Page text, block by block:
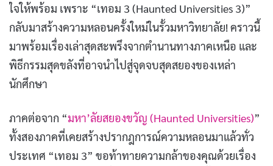
ใจให้พร้อม เพราะ “เทอม 3 (Haunted Universities 3)”
กลับมาสร้างความหลอนครั้งใหม่ในรั้วมหาวิทยาลัย! คราวนี้
มาพร้อมเรื่องเล่าสุดสะพรึงจากตำนานทางภาคเหนือ และ
พิธีกรรมสุดขลังที่อาจนำไปสู่จุดจบสุดสยองของเหล่า
นักศึกษา
ภาคต่อจาก “มหา’ลัยสยองขวัญ (Haunted Universities)”
ทั้งสองภาคที่เคยสร้างปรากฎการณ์ความหลอนมาแล้วทั่ว
ประเทศ “เทอม 3” ขอท้าทายความกล้าของคุณด้วยเรื่อง